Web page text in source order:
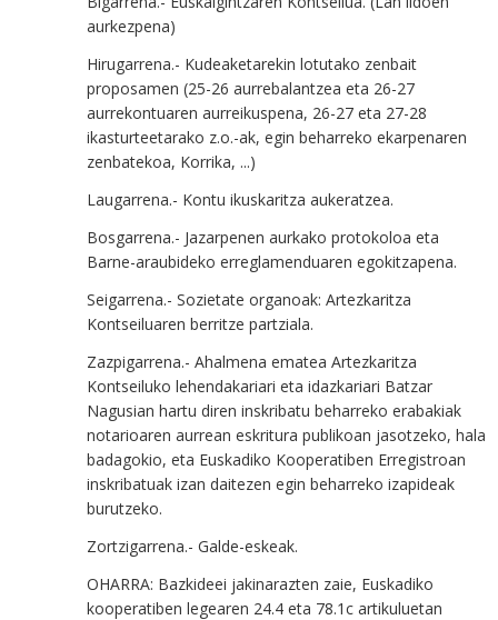
aurkezpena)
Hirugarrena.- Kudeaketarekin lotutako zenbait
proposamen (25-26 aurrebalantzea eta 26-27
aurrekontuaren aurreikuspena, 26-27 eta 27-28
ikasturteetarako z.o.-ak, egin beharreko ekarpenaren
zenbatekoa, Korrika, ...)
Laugarrena.- Kontu ikuskaritza aukeratzea.
Bosgarrena.- Jazarpenen aurkako protokoloa eta
Barne-araubideko erreglamenduaren egokitzapena.
Seigarrena.- Sozietate organoak: Artezkaritza
Kontseiluaren berritze partziala.
Zazpigarrena.- Ahalmena ematea Artezkaritza
Kontseiluko lehendakariari eta idazkariari Batzar
Nagusian hartu diren inskribatu beharreko erabakiak
notarioaren aurrean eskritura publikoan jasotzeko, hala
badagokio, eta Euskadiko Kooperatiben Erregistroan
inskribatuak izan daitezen egin beharreko izapideak
burutzeko.
Zortzigarrena.- Galde-eskeak.
OHARRA: Bazkideei jakinarazten zaie, Euskadiko
kooperatiben legearen 24.4 eta 78.1c artikuluetan